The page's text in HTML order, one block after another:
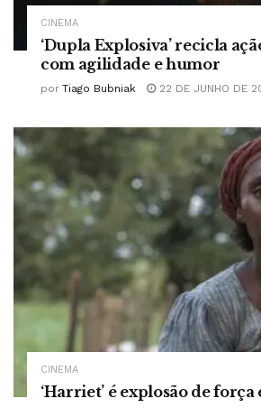
CINEMA
‘Dupla Explosiva’ recicla
com agilidade e humor
por Tiago Bubniak 22 DE JUNHO DE
CINEMA
‘Harriet’ é explosão de